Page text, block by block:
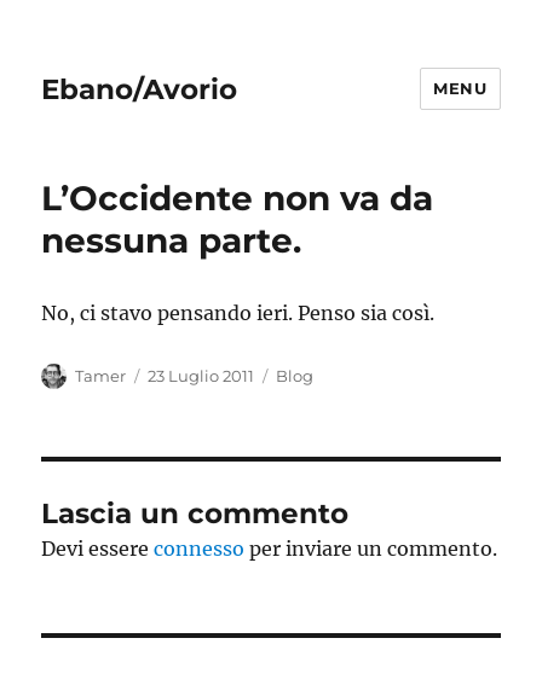
Ebano/Avorio MENU
L’Occidente non va da
nessuna parte.
No, ci stavo pensando ieri. Penso sia così.
Autore
Tamer
Pubblicato
23 Luglio 2011 Categorie
Blog
Lascia un commento
Devi essereconnesso per inviare un commento.